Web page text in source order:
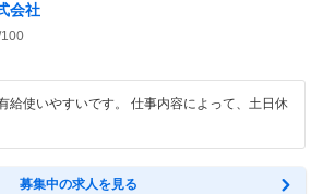
会社
給使いやすいです。 仕事内容によって、土日休
募集中の求人を見る